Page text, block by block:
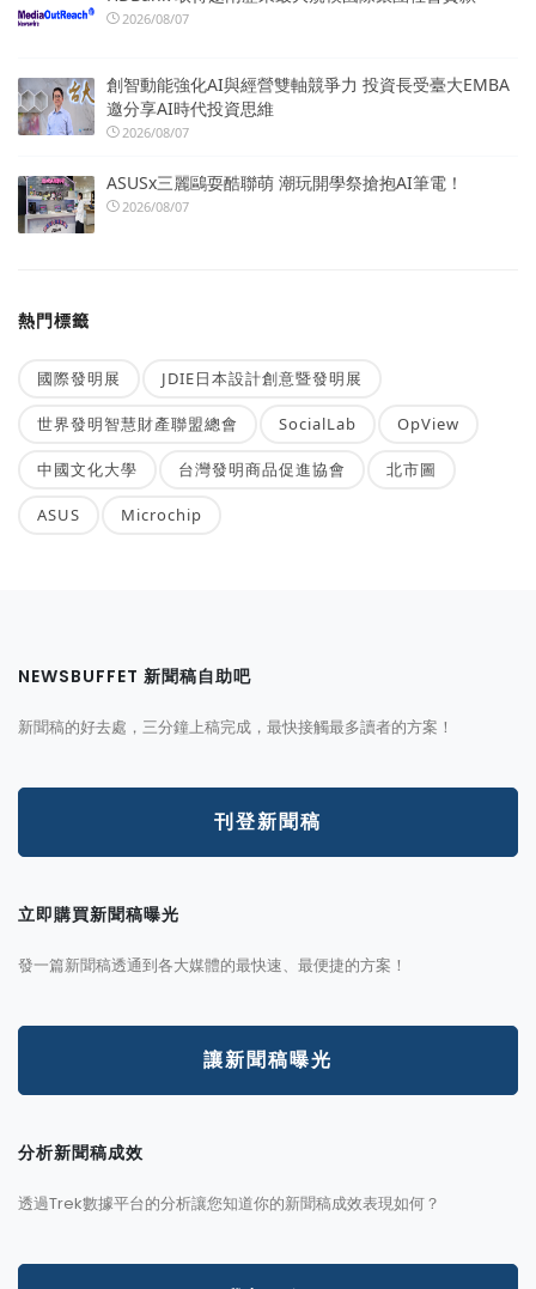
2026/08/07
創智動能強化AI與經營雙軸競爭力 投資長受臺大EMBA
邀分享AI時代投資思維
2026/08/07
ASUSx三麗鷗耍酷聯萌 潮玩開學祭搶抱AI筆電！
2026/08/07
熱門標籤
國際發明展 JDIE日本設計創意暨發明展
世界發明智慧財產聯盟總會 SocialLab OpView
中國文化大學 台灣發明商品促進協會 北市圖
ASUS Microchip
NEWSBUFFET 新聞稿自助吧
新聞稿的好去處，三分鐘上稿完成，最快接觸最多讀者的方案！
刊登新聞稿
立即購買新聞稿曝光
發一篇新聞稿透通到各大媒體的最快速、最便捷的方案！
讓新聞稿曝光
分析新聞稿成效
透過Trek數據平台的分析讓您知道你的新聞稿成效表現如何？